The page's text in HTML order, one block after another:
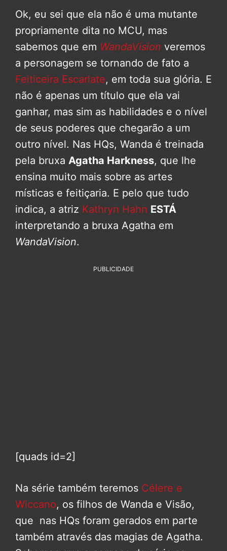
Ok, eu sei que ela não é uma mutante
propriamente dita no MCU, mas
sabemos que em WandaVision veremos
a personagem se tornando de fato a
Feiticeira Escarlate, em toda sua glória. E
não é apenas um título que ela vai
ganhar, mas sim as habilidades e o nível
de seus poderes que chegarão a um
outro nível. Nas HQs, Wanda é treinada
pela bruxa Agatha Harkness, que lhe
ensina muito mais sobre as artes
místicas e feitiçaria. E pelo que tudo
indica, a atriz Kathryn Hahn ESTÁ
interpretando a bruxa Agatha em
WandaVision.
PUBLICIDADE
[quads id=2]
Na série também teremos Célere e
Wiccano, os filhos de Wanda e Visão,
que nas HQs foram gerados em parte
também através das magias de Agatha.